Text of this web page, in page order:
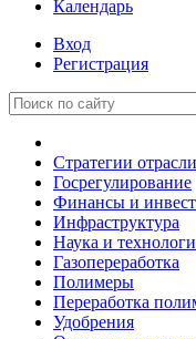
Календарь
Вход
Регистрация
Стратегии отрасли
Госрегулирование
Финансы и
Инфраструктура
Наука и
Газопереработка
Полимеры
Переработка
Удобрения